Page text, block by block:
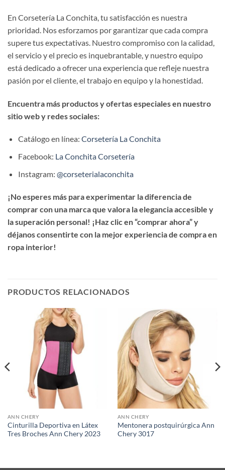
En Corsetería La Conchita, tu satisfacción es nuestra
prioridad. Nos esforzamos por garantizar que cada compra
supere tus expectativas. Nuestro compromiso con la calidad,
el servicio y el precio es inquebrantable, y nuestro equipo
está dedicado a ofrecer una experiencia que refleje nuestra
pasión por el cliente, el trabajo en equipo y la honestidad.
Encuentra más productos y ofertas especiales en nuestro
sitio web y redes sociales:
Catálogo en línea: Corsetería La Conchita
Facebook: La Conchita Corsetería
Instagram: @corseterialaconchita
¡No esperes más para experimentar la diferencia de
comprar con una marca que valora la elegancia accesible y
la superación personal! ¡Haz clic en “comprar ahora” y
déjanos consentirte con la mejor experiencia de compra en
ropa interior!
PRODUCTOS RELACIONADOS
ANN CHERY
Cinturilla Deportiva en Látex
Tres Broches Ann Chery 2023
ANN CHERY
Mentonera postquirúrgica Ann
Chery 3017